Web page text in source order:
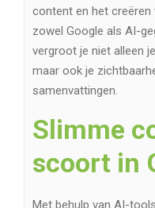
content en het creëren
zowel Google als AI-
vergroot je niet alleen
maar ook je
samenvattingen.
Slimme
scoort in
Met behulp van AI-